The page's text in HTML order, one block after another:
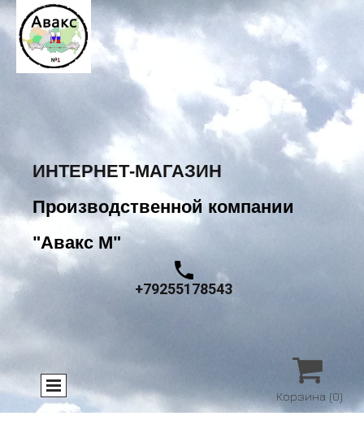
ИНТЕРНЕТ-МАГАЗИН
Производственной компании
"Авакс М"
+79255178543

Корзина (0)